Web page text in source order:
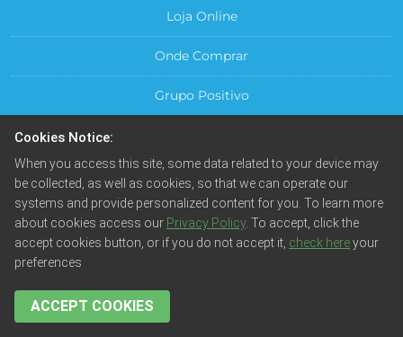
Loja Online
Onde Comprar
Grupo Positivo
Central do Cliente
Lei da Informática.
Cookies Notice:
When you access this site, some data related to your device may
be collected, as well as cookies, so that we can operate our
systems and provide personalized content for you. To learn more
about cookies access our Privacy Policy. To accept, click the
accept cookies button, or if you do not accept it, check hereyour
preferences
ACCEPT COOKIES